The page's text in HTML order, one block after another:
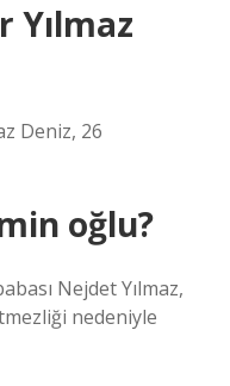
Yılmaz
Deniz, 26
oğlu?
Nejdet Yılmaz,
nedeniyle